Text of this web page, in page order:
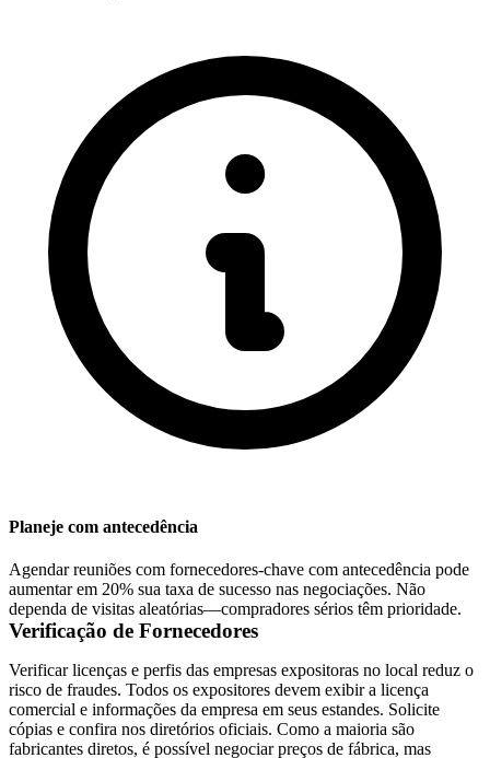
Planeje com antecedência
Agendar reuniões com fornecedores-chave com antecedência pode
aumentar em 20% sua taxa de sucesso nas negociações. Não
dependa de visitas aleatórias—compradores sérios têm prioridade.
Verificação de Fornecedores
Verificar licenças e perfis das empresas expositoras no local reduz o
risco de fraudes. Todos os expositores devem exibir a licença
comercial e informações da empresa em seus estandes. Solicite
cópias e confira nos diretórios oficiais. Como a maioria são
fabricantes diretos, é possível negociar preços de fábrica, mas